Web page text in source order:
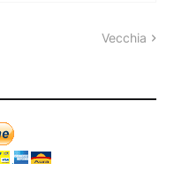
Vecchia